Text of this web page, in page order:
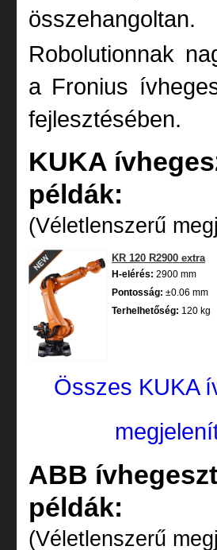
összehangoltan.
Robolutionnak
a Fronius
fejlesztésében.
KUKA
példák:
(Véletlenszerű
KR 120 R2900 extra
H-elérés: 2900 mm
Pontosság: ±0.06 mm
Terhelhetőség: 120 kg
Összes KUKA
ABB
példák:
(Véletlenszerű